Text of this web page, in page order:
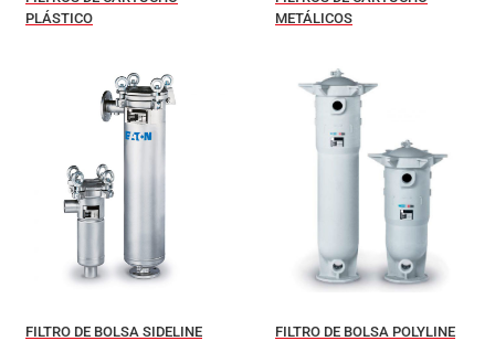
PLÁSTICO
METÁLICOS
FILTRO DE BOLSA SIDELINE FILTRO DE BOLSA POLYLINE